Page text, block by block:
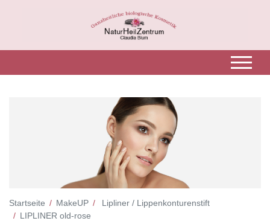
Startseite MakeUP
Lipliner / Lippenkonturenstift
LIPLINER old-rose